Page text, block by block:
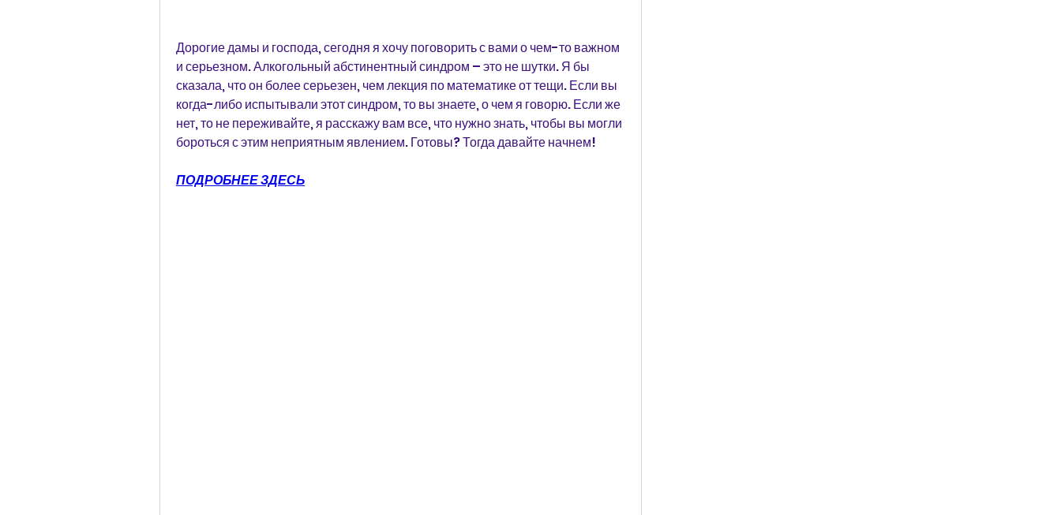
Дорогие дамы и господа, сегодня я хочу поговорить с вами о чем-то важном
и серьезном. Алкогольный абстинентный синдром – это не шутки. Я бы
сказала, что он более серьезен, чем лекция по математике от тещи. Если вы
когда-либо испытывали этот синдром, то вы знаете, о чем я говорю. Если же
нет, то не переживайте, я расскажу вам все, что нужно знать, чтобы вы могли
бороться с этим неприятным явлением. Готовы? Тогда давайте начнем!
ПОДРОБНЕЕ ЗДЕСЬ